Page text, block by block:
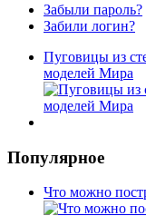
Забыли пароль?
Забили логин?
Пуговицы из
моделей Мира
Популярное
Что можно